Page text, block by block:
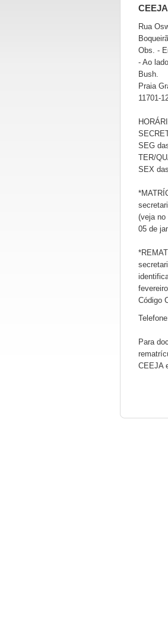
Rua
Obs. -
- Ao
Bush.
Praia
11701-
SEG
TER/
SEX
(veja no
05 de
Código
Para
CEEJA